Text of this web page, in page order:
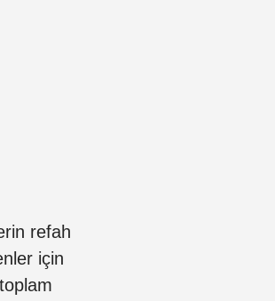
refah
için